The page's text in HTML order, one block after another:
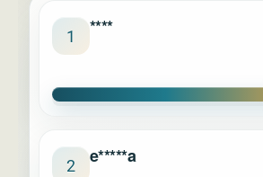
1 ****
2 e*****a